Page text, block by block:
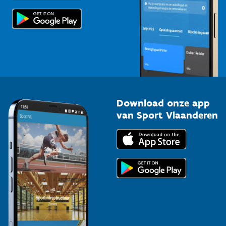
Topsporters
Download onze app
van Sport Vlaanderen